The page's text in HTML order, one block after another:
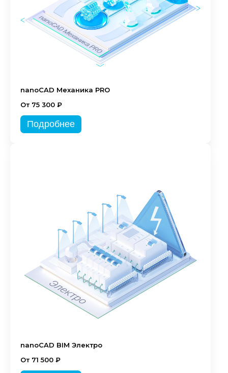
nanoCAD Механика PRO
От 75 300 ₽
Подробнее
nanoCAD BIM Электро
От 71 500 ₽